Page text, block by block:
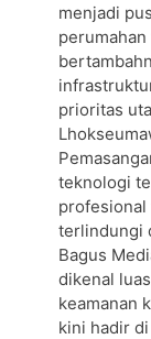
menjadi
prioritas
teknologi
profesional
terlindungi
Bagus
dikenal
keamanan
kini hadir